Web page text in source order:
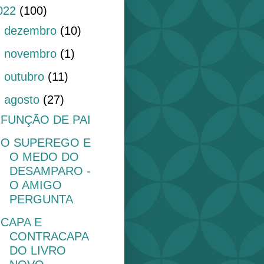
(100)
dezembro (10)
novembro (1)
outubro (11)
agosto (27)
FUNÇÃO DE PAI
O SUPEREGO E
O MEDO DO
DESAMPARO -
O AMIGO
PERGUNTA
CAPA E
CONTRACAPA
DO LIVRO